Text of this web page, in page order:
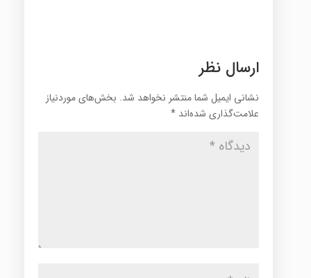
ارسال نظر
نشانی ایمیل شما منتشر نخواهد شد. بخش‌های موردنیاز
علامت‌گذاری شده‌اند *